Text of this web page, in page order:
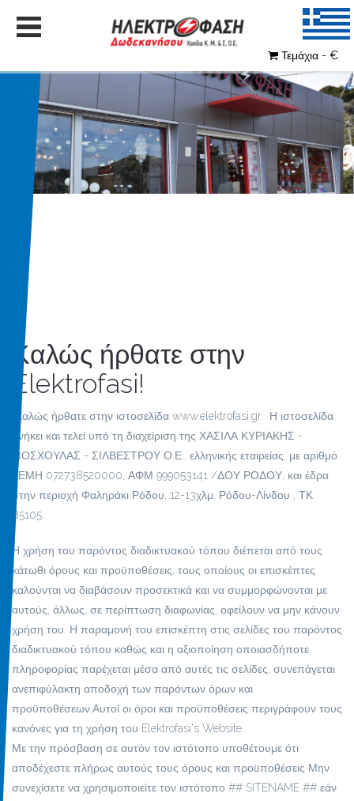
Τεμάχια - €
Καλώς ήρθατε στην
Elektrofasi!
Καλώς ήρθατε στην ιστοσελίδα www.elektrofasi.gr. Η ιστοσελίδα
ανήκει και τελεί υπό τη διαχείριση της ΧΑΣΙΛΑ ΚΥΡΙΑΚΗΣ -
ΜΟΣΧΟΥΛΑΣ - ΣΙΛΒΕΣΤΡΟΥ Ο.Ε., ελληνικής εταιρείας, με αριθμό
ΓΕΜΗ 072738520000, ΑΦΜ 999053141 /ΔΟΥ ΡΟΔΟΥ, και έδρα
στην περιοχή Φαληράκι Ρόδου, 12-13χλμ. Ρόδου-Λίνδου , ΤΚ
85105.
Η χρήση του παρόντος διαδικτυακού τόπου διέπεται από τους
κάτωθι όρους και προϋποθέσεις, τους οποίους οι επισκέπτες
καλούνται να διαβάσουν προσεκτικά και να συμμορφώνονται με
αυτούς, άλλως, σε περίπτωση διαφωνίας, οφείλουν να μην κάνουν
χρήση του. Η παραμονή του επισκέπτη στις σελίδες του παρόντος
διαδικτυακού τόπου καθώς και η αξιοποίηση οποιασδήποτε
πληροφορίας παρέχεται μέσα από αυτές τις σελίδες, συνεπάγεται
ανεπιφύλακτη αποδοχή των παρόντων όρων και
προϋποθέσεων.Αυτοί οι όροι και προϋποθέσεις περιγράφουν τους
κανόνες για τη χρήση του Elektrofasi's Website.
Με την πρόσβαση σε αυτόν τον ιστότοπο υποθέτουμε ότι
αποδέχεστε πλήρως αυτούς τους όρους και προϋποθέσεις Μην
συνεχίσετε να χρησιμοποιείτε τον ιστότοπο ## SITENAME ## εάν